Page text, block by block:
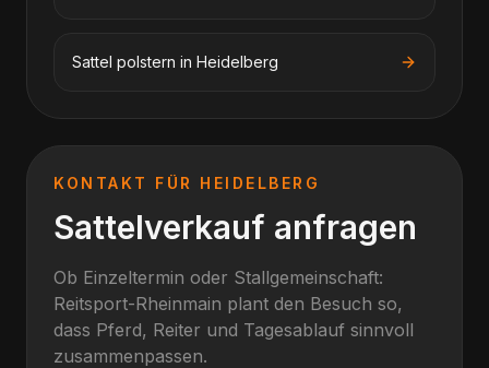
Sattel polstern in Heidelberg
KONTAKT FÜR HEIDELBERG
Sattelverkauf anfragen
Ob Einzeltermin oder Stallgemeinschaft:
Reitsport-Rheinmain plant den Besuch so,
dass Pferd, Reiter und Tagesablauf sinnvoll
zusammenpassen.